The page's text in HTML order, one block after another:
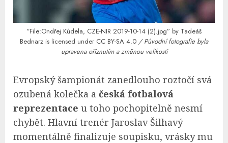
“File:Ondřej Kúdela, CZE-NIR 2019-10-14 (2).jpg” by Tadeáš
Bednarz is licensed under CC BY-SA 4.0 / Původní fotografie byla
upravena oříznutím a změnou velikosti
Evropský šampionát zanedlouho roztočí svá
ozubená kolečka a česká fotbalová
reprezentace u toho pochopitelně nesmí
chybět. Hlavní trenér Jaroslav Šilhavý
momentálně finalizuje soupisku, vrásky mu